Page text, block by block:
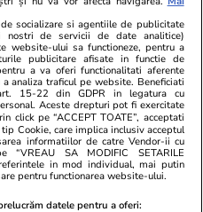
de o manieră
care are calitate
o situație similară, iar
consideră că este cu o
niciodată
doamna(Pintea –
este scopul,
socializare si agentiile de publicitate
nostri de servicii de date analitice)
website-ului sa functioneze, pentru a
publicitare afisate in functie de
a va oferi functionalitati aferente
analiza traficul pe website. Beneficiati
15-22 din GDPR in legatura cu
Aceste drepturi pot fi exercitate
click pe “ACCEPT TOATE”, acceptati
Cookie, care implica inclusiv acceptul
informatiilor de catre Vendor-ii cu
“VREAU SA MODIFIC SETARILE
in mod individual, mai putin
pentru functionarea website-ului.
datele pentru a oferi: